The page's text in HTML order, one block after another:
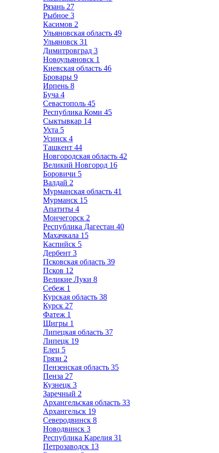
Рязань 27
Рыбное 3
Касимов 2
Ульяновская область 49
Ульяновск 31
Димитровград 3
Новоульяновск 1
Киевская область 46
Бровары 9
Ирпень 8
Буча 4
Севастополь 45
Республика Коми 45
Сыктывкар 14
Ухта 5
Усинск 4
Ташкент 44
Новгородская область 42
Великий Новгород 16
Боровичи 5
Валдай 2
Мурманская область 41
Мурманск 15
Апатиты 4
Мончегорск 2
Республика Дагестан 40
Махачкала 15
Каспийск 5
Дербент 3
Псковская область 39
Псков 12
Великие Луки 8
Себеж 1
Курская область 38
Курск 27
Фатеж 1
Щигры 1
Липецкая область 37
Липецк 19
Елец 5
Грязи 2
Пензенская область 35
Пенза 27
Кузнецк 3
Заречный 2
Архангельская область 33
Архангельск 19
Северодвинск 8
Новодвинск 3
Республика Карелия 31
Петрозаводск 13